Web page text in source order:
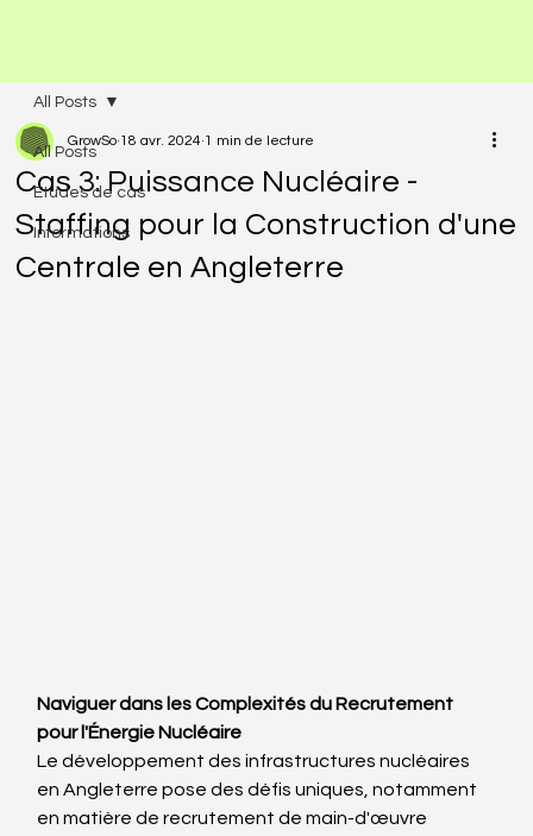
All Posts
Etudes de cas
Informations
All Posts
Cas 3: Puissance Nucléaire -
Staffing pour la Construction d'une
Centrale en Angleterre
GrowSo 18 avr. 2024 1 min de lecture
Naviguer dans les Complexités du Recrutement
pour l'Énergie Nucléaire
Le développement des infrastructures nucléaires
en Angleterre pose des défis uniques, notamment
en matière de recrutement de main-d'œuvre